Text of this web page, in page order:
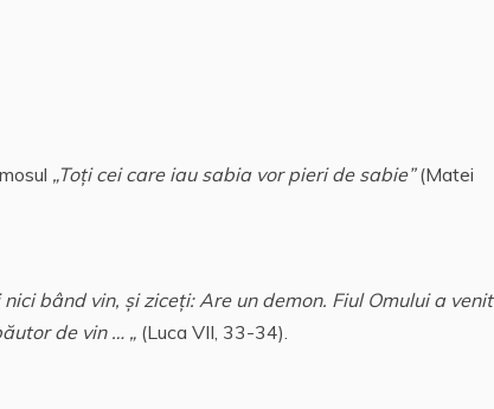
„Toţi cei care iau sabia vor pieri de sabie”(Matei
bând vin, şi ziceţi: Are un demon. Fiul Omului a venit
de vin … „ (Luca VII, 33-34).